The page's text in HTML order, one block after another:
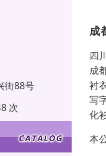
街88号
次
成
四
成
衬
写
化
本